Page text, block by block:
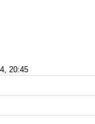
20:45